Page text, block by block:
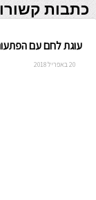
כתבות
עוגת לחם עם
20 באפריל 2018